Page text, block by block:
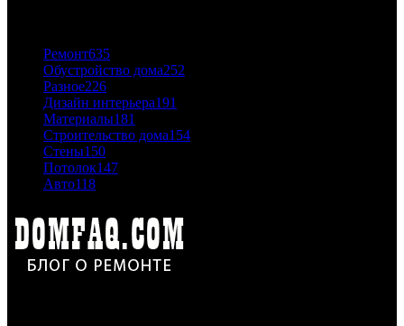
Ремонт635
Обустройство дома252
Разное226
Дизайн интерьера191
Материалы181
Строительство дома154
Стены150
Потолок147
Авто118